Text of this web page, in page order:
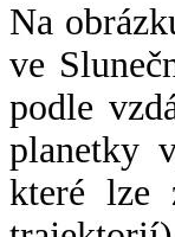
Na
ve
podle
planetky
které lze